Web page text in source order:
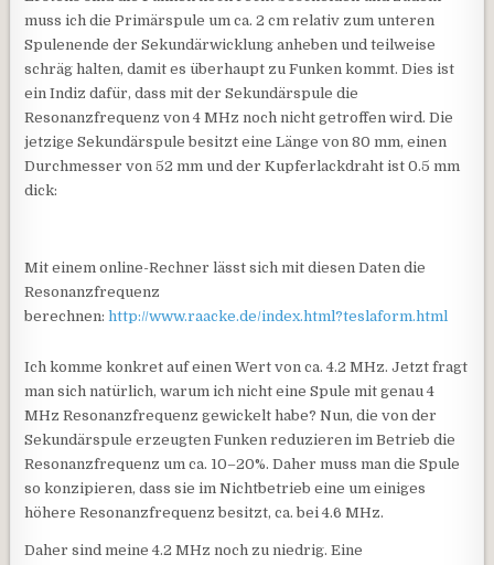
muss ich die Primärspule um ca. 2 cm relativ zum unteren
Spulenende der Sekundärwicklung anheben und teilweise
schräg halten, damit es überhaupt zu Funken kommt. Dies ist
ein Indiz dafür, dass mit der Sekundärspule die
Resonanzfrequenz von 4 MHz noch nicht getroffen wird. Die
jetzige Sekundärspule besitzt eine Länge von 80 mm, einen
Durchmesser von 52 mm und der Kupferlackdraht ist 0.5 mm
dick:
Mit einem online-Rechner lässt sich mit diesen Daten die
Resonanzfrequenz
berechnen:http://www.raacke.de/index.html?teslaform.html
Ich komme konkret auf einen Wert von ca. 4.2 MHz. Jetzt fragt
man sich natürlich, warum ich nicht eine Spule mit genau 4
MHz Resonanzfrequenz gewickelt habe? Nun, die von der
Sekundärspule erzeugten Funken reduzieren im Betrieb die
Resonanzfrequenz um ca. 10–20%. Daher muss man die Spule
so konzipieren, dass sie im Nichtbetrieb eine um einiges
höhere Resonanzfrequenz besitzt, ca. bei 4.6 MHz.
Daher sind meine 4.2 MHz noch zu niedrig. Eine